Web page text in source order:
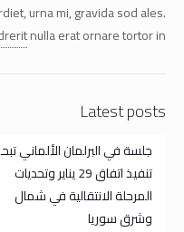
urna mi, gravida sod ales.
nulla erat ornare tortor in.
Latest posts
جلسة في البرلمان الألماني
تنفيذ اتفاق 29 يناير وتحديات
المرحلة الانتقالية في شمال
وشرق سوريا